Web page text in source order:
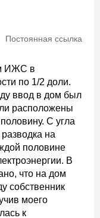
Постоянная ссылка
ИЖС в
по 1/2 доли.
ввод в дом был
расположены
С угла
на
половине
В
что на дом
собственник
моего
к